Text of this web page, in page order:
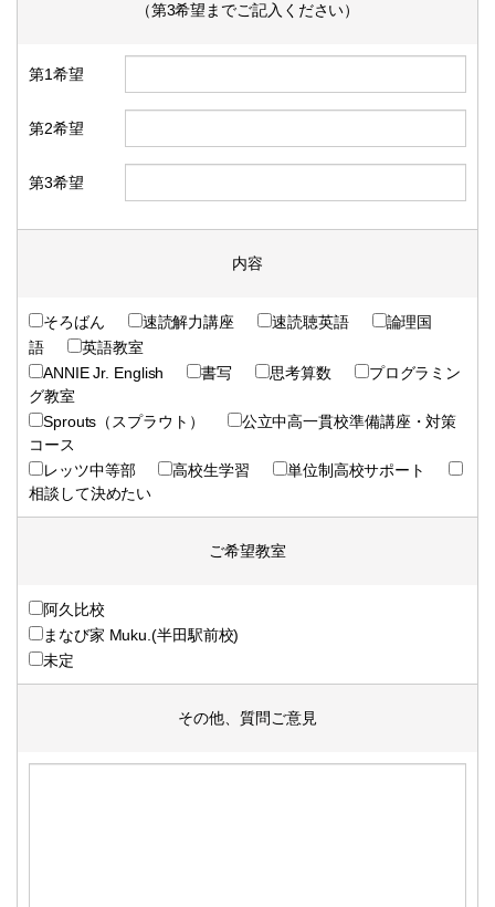
（第3希望までご記入ください）
第1希望
第2希望
第3希望
内容
そろばん 速読解力講座 速読聴英語
論理国
語
英語教室
ANNIE Jr. English
書写 思考算数
プログラミン
グ教室
Sprouts（スプラウト）
公立中高一貫校準備講座・対策
コース
レッツ中等部
高校生学習
単位制高校サポート
相談して決めたい
ご希望教室
阿久比校
まなび家 Muku.(半田駅前校)
未定
その他、質問ご意見